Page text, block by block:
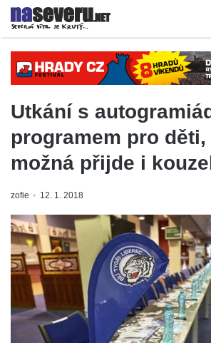
Utkání s
programem pro děti,
možná přijde i
zofie 12. 1. 2018